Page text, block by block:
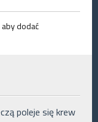
aby dodać
poleje się krew